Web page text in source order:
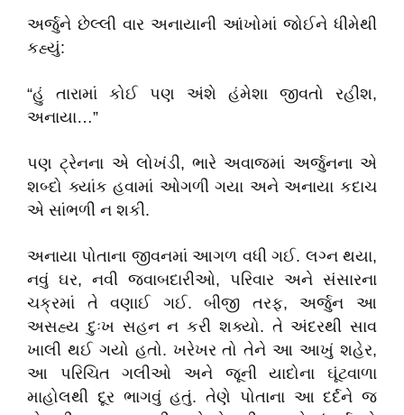
​અર્જુને છેલ્લી વાર અનાયાની આંખોમાં જોઈને ધીમેથી
કહ્યું:
​“હું તારામાં કોઈ પણ અંશે હંમેશા જીવતો રહીશ,
અનાયા…”
​પણ ટ્રેનના એ લોખંડી, ભારે અવાજમાં અર્જુનના એ
શબ્દો ક્યાંક હવામાં ઓગળી ગયા અને અનાયા કદાચ
એ સાંભળી ન શકી.
​અનાયા પોતાના જીવનમાં આગળ વધી ગઈ. લગ્ન થયા,
નવું ઘર, નવી જવાબદારીઓ, પરિવાર અને સંસારના
ચક્રમાં તે વણાઈ ગઈ. બીજી તરફ, અર્જુન આ
અસહ્ય દુઃખ સહન ન કરી શક્યો. તે અંદરથી સાવ
ખાલી થઈ ગયો હતો. ખરેખર તો તેને આ આખું શહેર,
આ પરિચિત ગલીઓ અને જૂની યાદોના ઘૂંટવાળા
માહોલથી દૂર ભાગવું હતું. તેણે પોતાના આ દર્દને જ